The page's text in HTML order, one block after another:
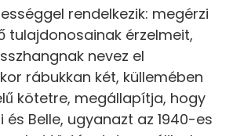
rendelkezik: megérzi
tulajdonosainak érzelmeit,
nevez el
rábukkan két, küllemében
kötetre, megállapítja, hogy
és Belle, ugyanazt az 1940-es